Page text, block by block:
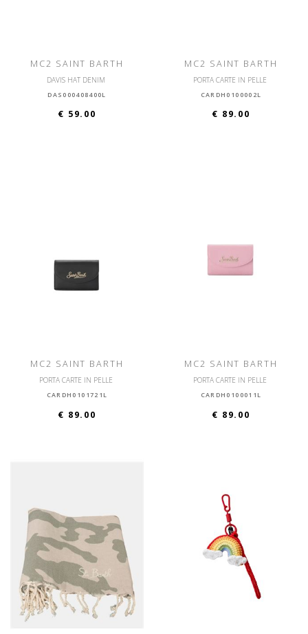
MC2 SAINT BARTH
DAVIS HAT DENIM
DAS000408400L
€ 59.00
MC2 SAINT BARTH
PORTA CARTE IN PELLE
CARDH0100002L
€ 89.00
MC2 SAINT BARTH
PORTA CARTE IN PELLE
CARDH0101721L
€ 89.00
MC2 SAINT BARTH
PORTA CARTE IN PELLE
CARDH0100011L
€ 89.00